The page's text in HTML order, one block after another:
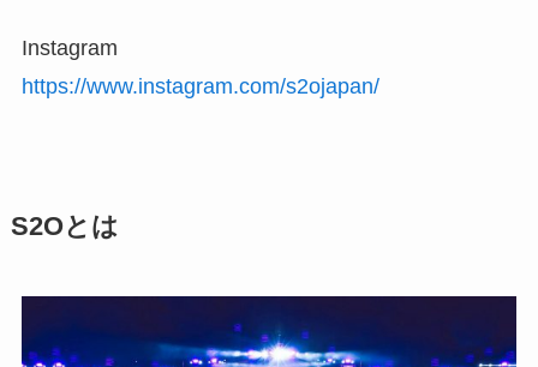
Instagram
https://www.instagram.com/s2ojapan/
S2Oとは